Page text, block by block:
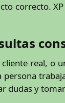
correcto.
real,
dudas y